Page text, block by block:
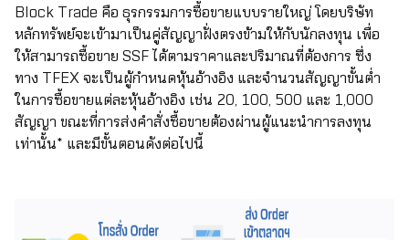
Block Trade คือ ธุรกรรมการซื้อขายแบบรายใหญ่ โดยบริษัท
หลักทรัพย์จะเข้ามาเป็นคู่สัญญาฝั่งตรงข้ามให้กับนักลงทุน เพื่อ
ให้สามารถซื้อขาย SSF ได้ตามราคาและปริมาณที่ต้องการ ซึ่ง
ทาง TFEX จะเป็นผู้กำหนดหุ้นอ้างอิง และจำนวนสัญญาขั้นต่ำ
ในการซื้อขายแต่ละหุ้นอ้างอิง เช่น 20, 100, 500 และ 1,000
สัญญา ขณะที่การส่งคำสั่งซื้อขายต้องผ่านผู้แนะนำการลงทุน
เท่านั้น* และมีขั้นตอนดังต่อไปนี้